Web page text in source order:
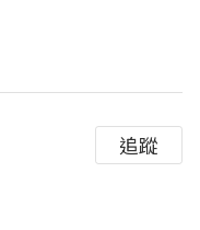
追蹤